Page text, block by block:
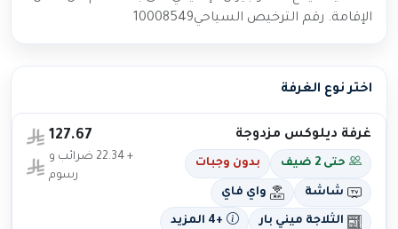
الإقامة. رقم الترخيص السياحي10008549
اختر نوع الغرفة
غرفة ديلوكس مزدوجة
حتى 2 ضيف بدون وجبات
شاشة واي فاي
الثلاجة ميني بار +4 المزيد
127.67
+ 22.34 ضرائب و
رسوم